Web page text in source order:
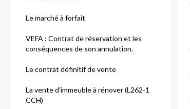
Le marché à forfait
VEFA : Contrat de réservation et les
conséquences de son annulation.
Le contrat définitif de vente
La vente d'immeuble à rénover (L262-1
CCH)